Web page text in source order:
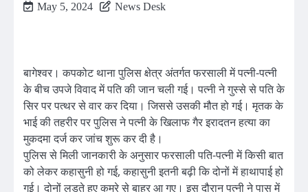
May 5, 2024 News Desk
बागेश्वर। कपकोट थाना पुलिस क्षेत्र अंतर्गत फरसाली में पत्नी-पत्नी
के बीच उपजे विवाद में पति की जान चली गई। पत्नी ने गुस्से से पति के
सिर पर पत्थर से वार कर दिया। जिससे उसकी मौत हो गई। मृतक के
भाई की तहरीर पर पुलिस ने पत्नी के खिलाफ गैर इरादतन हत्या का
मुकदमा दर्ज कर जांच शुरू कर दी है।
पुलिस से मिली जानकारी के अनुसार फरसाली पति-पत्नी में किसी बात
को लेकर कहासुनी हो गई, कहासुनी इतनी बढ़ी कि दोनों में हाथापाई हो
गई। दोनों लड़ते हुए कमरे से बाहर आ गए। इस दौरान पत्नी ने पास में